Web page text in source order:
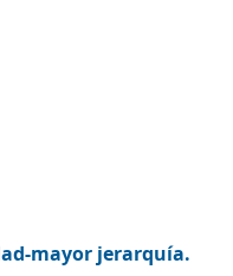
mayor jerarquía.